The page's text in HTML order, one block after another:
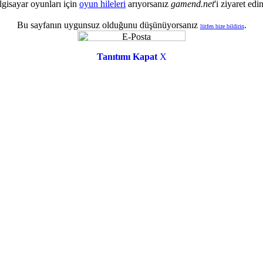
oyunları için oyun hileleri arıyorsanız gamend.net'i ziyaret
Bu sayfanın uygunsuz olduğunu düşünüyorsanız lütfen bize bildirin.
Tanıtımı Kapat X